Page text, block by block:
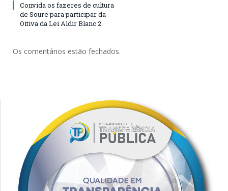
Convida os fazeres de cultura
de Soure para participar da
Oitiva da Lei Aldir Blanc 2
Os comentários estão fechados.